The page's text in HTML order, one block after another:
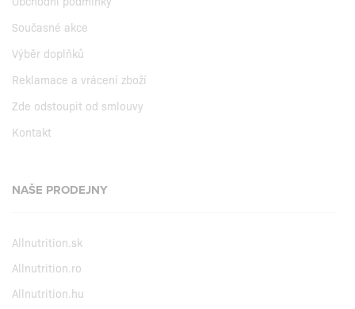
Současné akce
Výběr doplňků
Reklamace a vrácení zboží
Zde odstoupit od smlouvy
Kontakt
NAŠE PRODEJNY
Allnutrition.sk
Allnutrition.ro
Allnutrition.hu